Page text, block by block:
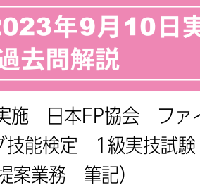
施 日本FP協会 ファ
技能検定 1級実技試験
案業務 筆記）